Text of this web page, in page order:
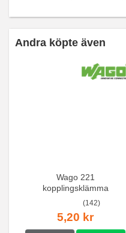
Andra köpte även
Wago 221
kopplingsklämma
(142)
5,20 kr